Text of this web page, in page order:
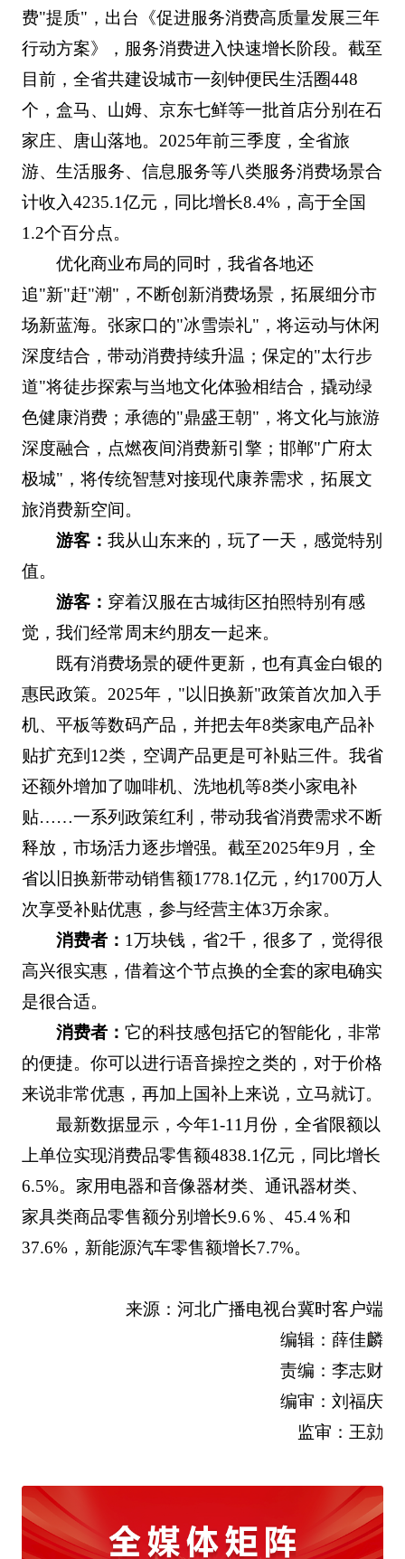
费"提质"，出台《促进服务消费高质量发展三年
行动方案》，服务消费进入快速增长阶段。截至
目前，全省共建设城市一刻钟便民生活圈448
个，盒马、山姆、京东七鲜等一批首店分别在石
家庄、唐山落地。2025年前三季度，全省旅
游、生活服务、信息服务等八类服务消费场景合
计收入4235.1亿元，同比增长8.4%，高于全国
1.2个百分点。
优化商业布局的同时，我省各地还
追"新"赶"潮"，不断创新消费场景，拓展细分市
场新蓝海。张家口的"冰雪崇礼"，将运动与休闲
深度结合，带动消费持续升温；保定的"太行步
道"将徒步探索与当地文化体验相结合，撬动绿
色健康消费；承德的"鼎盛王朝"，将文化与旅游
深度融合，点燃夜间消费新引擎；邯郸"广府太
极城"，将传统智慧对接现代康养需求，拓展文
旅消费新空间。
游客：我从山东来的，玩了一天，感觉特别
值。
游客： 穿着汉服在古城街区拍照特别有感
觉，我们经常周末约朋友一起来。
既有消费场景的硬件更新，也有真金白银的
惠民政策。2025年，"以旧换新"政策首次加入手
机、平板等数码产品，并把去年8类家电产品补
贴扩充到12类，空调产品更是可补贴三件。我省
还额外增加了咖啡机、洗地机等8类小家电补
贴……一系列政策红利，带动我省消费需求不断
释放，市场活力逐步增强。截至2025年9月，全
省以旧换新带动销售额1778.1亿元，约1700万人
次享受补贴优惠，参与经营主体3万余家。
消费者： 1万块钱，省2千，很多了，觉得很
高兴很实惠，借着这个节点换的全套的家电确实
是很合适。
消费者：它的科技感包括它的智能化，非常
的便捷。你可以进行语音操控之类的，对于价格
来说非常优惠，再加上国补上来说，立马就订。
最新数据显示，今年1-11月份，全省限额以
上单位实现消费品零售额4838.1亿元，同比增长
6.5%。家用电器和音像器材类、通讯器材类、
家具类商品零售额分别增长9.6％、45.4％和
37.6%，新能源汽车零售额增长7.7%。
来源：河北广播电视台冀时客户端
编辑：薛佳麟
责编：李志财
编审：刘福庆
监审：王勍